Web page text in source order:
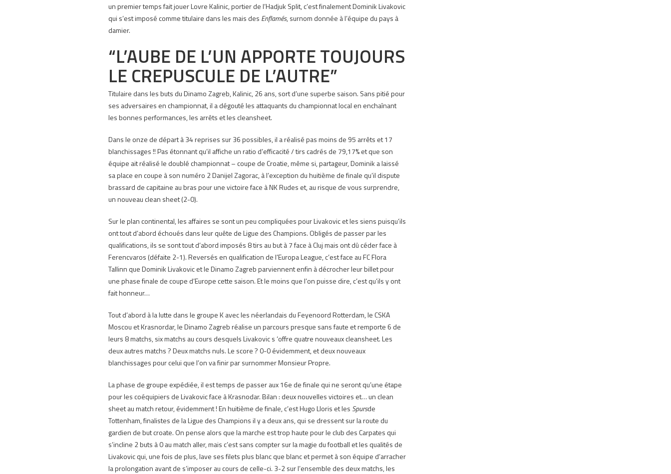
un premier temps fait jouer Lovre Kalinic, portier de l’Hadjuk Split, c’est finalement Dominik Livakovic
qui s’est imposé comme titulaire dans les mais des Enflamés, surnom donnée à l’équipe du pays à
damier.
“L’AUBE DE L’UN APPORTE TOUJOURS
LE CREPUSCULE DE L’AUTRE”
Titulaire dans les buts du Dinamo Zagreb, Kalinic, 26 ans, sort d’une superbe saison. Sans pitié pour
ses adversaires en championnat, il a dégouté les attaquants du championnat local en enchaînant
les bonnes performances, les arrêts et les cleansheet.
Dans le onze de départ à 34 reprises sur 36 possibles, il a réalisé pas moins de 95 arrêts et 17
blanchissages !!Pas étonnant qu’il affiche un ratio d’efficacité / tirs cadrés de 79,17% et que son
équipe ait réalisé le doublé championnat – coupe de Croatie, même si, partageur, Dominik a laissé
sa place en coupe à son numéro 2 Danijel Zagorac, à l’exception du huitième de finale qu’il dispute
brassard de capitaine au bras pour une victoire face à NK Rudes et, au risque de vous surprendre,
un nouveau clean sheet (2-0).
Sur le plan continental, les affaires se sont un peu compliquées pour Livakovic et les siens puisqu’ils
ont tout d’abord échoués dans leur quête de Ligue des Champions. Obligés de passer par les
qualifications, ils se sont tout d’abord imposés 8 tirs au but à 7 face à Cluj mais ont dû céder face à
Ferencvaros (défaite 2-1).Reversés en qualification de l’Europa League, c’est face au FC Flora
Tallinn que Dominik Livakovic et le Dinamo Zagreb parviennent enfin à décrocher leur billet pour
une phase finale de coupe d’Europe cette saison.Et le moins que l’on puisse dire, c’est qu’ils y ont
fait honneur…
Tout d’abord à la lutte dans le groupe K avec les néerlandais du Feyenoord Rotterdam, le CSKA
Moscou et Krasnordar, le Dinamo Zagreb réalise un parcours presque sans faute et remporte 6 de
leurs 8 matchs, six matchs au cours desquels Livakovic s ‘offre quatre nouveaux cleansheet.Les
deux autres matchs ?Deux matchs nuls.Le score ? 0-0 évidemment, et deux nouveaux
blanchissages pour celui que l’on va finir par surnommer Monsieur Propre.
La phase de groupe expédiée, il est temps de passer aux 16e de finale qui ne seront qu’une étape
pour les coéquipiers de Livakovic face à Krasnodar.Bilan : deux nouvelles victoires et… un clean
sheet au match retour, évidemment !En huitième de finale, c’est Hugo Lloris et les Spursde
Tottenham, finalistes de la Ligue des Champions il y a deux ans, qui se dressent sur la route du
gardien de but croate. On pense alors que la marche est trop haute pour le club des Carpates qui
s’incline 2 buts à 0 au match aller, mais c’est sans compter sur la magie du football et les qualités de
Livakovic qui, une fois de plus, lave ses filets plus blanc que blanc et permet à son équipe d’arracher
la prolongation avant de s’imposer au cours de celle-ci. 3-2 sur l’ensemble des deux matchs, les